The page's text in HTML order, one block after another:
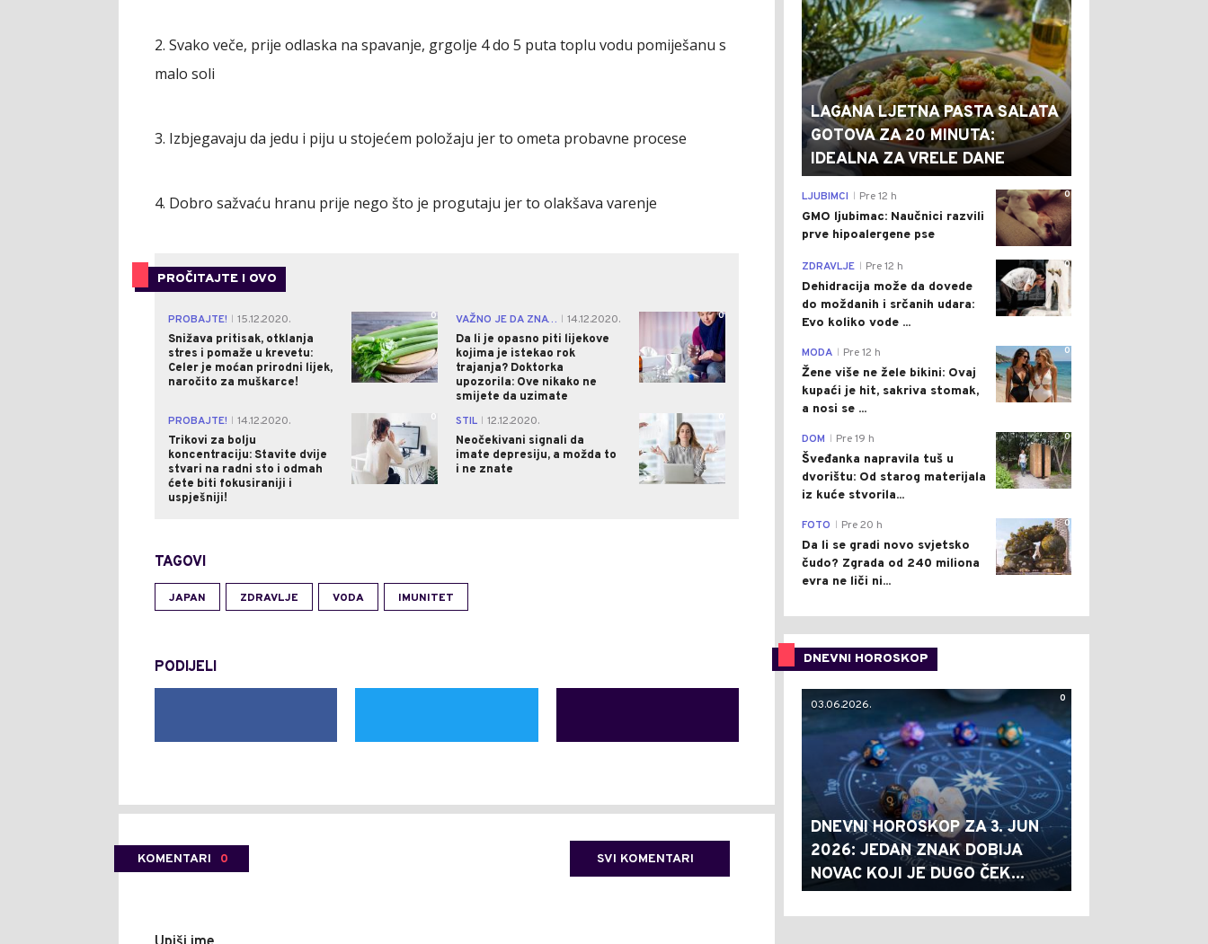
2. Svako veče, prije odlaska na spavanje, grgolje 4 do 5 puta toplu vodu pomiješanu s
malo soli
3. Izbjegavaju da jedu i piju u stojećem položaju jer to ometa probavne procese
4. Dobro sažvaću hranu prije nego što je progutaju jer to olakšava varenje
PROČITAJTE I OVO
PROBAJTE!
15.12.2020.
Snižava pritisak, otklanja
stres i pomaže u krevetu:
Celer je moćan prirodni lijek,
naročito za muškarce!
0 VAŽNO JE DA ZNATE
14.12.2020.
Da li je opasno piti lijekove
kojima je istekao rok
trajanja? Doktorka
upozorila: Ove nikako ne
smijete da uzimate
0
PROBAJTE!
14.12.2020.
Trikovi za bolju
koncentraciju: Stavite dvije
stvari na radni sto i odmah
ćete biti fokusiraniji i
uspješniji!
0 STIL
12.12.2020.
Neočekivani signali da
imate depresiju, a možda to
i ne znate
TAGOVI
JAPAN ZDRAVLJE VODA IMUNITET
PODIJELI
KOMENTARI 0 SVI KOMENTARI
LAGANA LJETNA PASTA SALATA
GOTOVA ZA 20 MINUTA:
IDEALNA ZA VRELE DANE
0
LJUBIMCI Pre 12 h
GMO ljubimac: Naučnici razvili
prve hipoalergene pse
0
ZDRAVLJE Pre 12 h
Dehidracija može da dovede
do moždanih i srčanih udara:
Evo koliko vode ...
0
MODA Pre 12 h
Žene više ne žele bikini: Ovaj
kupaći je hit, sakriva stomak,
a nosi se ...
0
DOM Pre 19 h
Šveđanka napravila tuš u
dvorištu: Od starog materijala
iz kuće stvorila...
0
FOTO Pre 20 h
Da li se gradi novo svjetsko
čudo? Zgrada od 240 miliona
evra ne liči ni...
DNEVNI HOROSKOP
0
03.06.2026.
DNEVNI HOROSKOP ZA 3. JUN
2026: JEDAN ZNAK DOBIJA
NOVAC KOJI JE DUGO ČEK...